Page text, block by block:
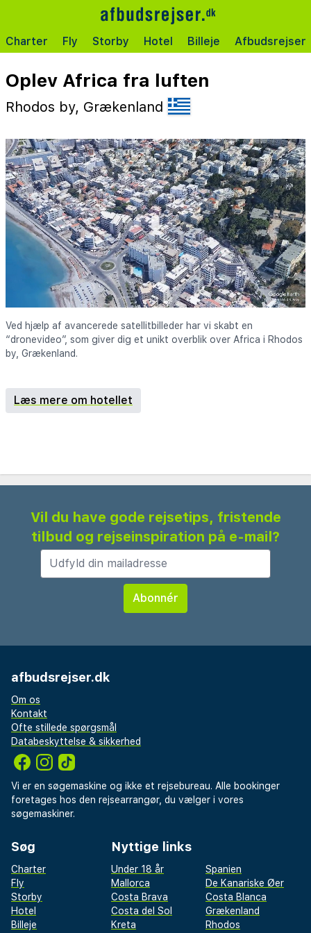
Charter Fly Storby Hotel Billeje Afbudsrejser
Oplev Africa fra luften
Rhodos by, Grækenland
Ved hjælp af avancerede satellitbilleder har vi skabt en
“dronevideo”, som giver dig et unikt overblik over Africa i Rhodos
by, Grækenland.
Læs mere om hotellet
Vil du have gode rejsetips, fristende
tilbud og rejseinspiration på e-mail?
afbudsrejser.dk
Om os
Kontakt
Ofte stillede spørgsmål
Databeskyttelse & sikkerhed
Vi er en søgemaskine og ikke et rejsebureau. Alle bookinger
foretages hos den rejsearrangør, du vælger i vores
søgemaskiner.
Søg
Charter
Fly
Storby
Hotel
Billeje
Nyttige links
Under 18 år
Spanien
Mallorca
De Kanariske Øer
Costa Brava
Costa Blanca
Costa del Sol
Grækenland
Kreta
Rhodos